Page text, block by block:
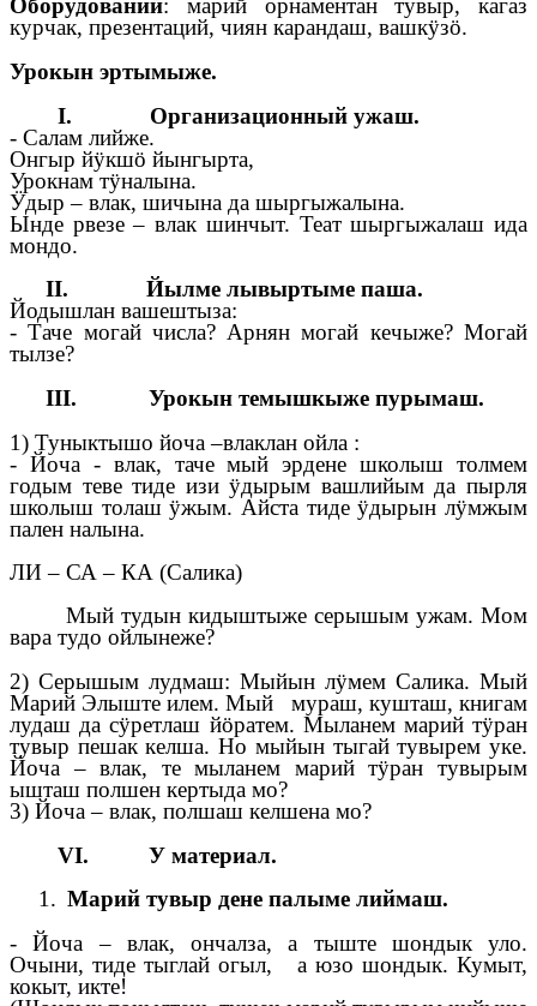
Оборудований: марий орнаментан тувыр, кагаз
курчак, презентаций, чиян карандаш, вашкӱзӧ.
Урокын эртымыже.
I. Организационный ужаш.
- Салам лийже.
Онгыр йӱкшӧ йынгырта,
Урокнам тӱналына.
Ӱдыр – влак, шичына да шыргыжалына.
Ынде рвезе – влак шинчыт. Теат шыргыжалаш ида
мондо.
II. Йылме лывыртыме паша.
Йодышлан вашештыза:
- Таче могай числа? Арнян могай кечыже? Могай
тылзе?
III. Урокын темышкыже пурымаш.
1) Туныктышо йоча –влаклан ойла :
- Йоча - влак, таче мый эрдене школыш толмем
годым теве тиде изи ӱдырым вашлийым да пырля
школыш толаш ӱжым. Айста тиде ӱдырын лӱмжым
пален налына.
ЛИ – СА – КА (Салика)
Мый тудын кидыштыже серышым ужам. Мом
вара тудо ойлынеже?
2) Серышым лудмаш: Мыйын лӱмем Салика. Мый
Марий Элыште илем. Мый мураш, кушташ, книгам
лудаш да сӱретлаш йӧратем. Мыланем марий тӱран
тувыр пешак келша. Но мыйын тыгай тувырем уке.
Йоча – влак, те мыланем марий тӱран тувырым
ышташ полшен кертыда мо?
3) Йоча – влак, полшаш келшена мо?
VΙ. У материал.
Марий тувыр дене палыме лиймаш.
- Йоча – влак, ончалза, а тыште шондык уло.
Очыни, тиде тыглай огыл, а юзо шондык. Кумыт,
кокыт, икте!